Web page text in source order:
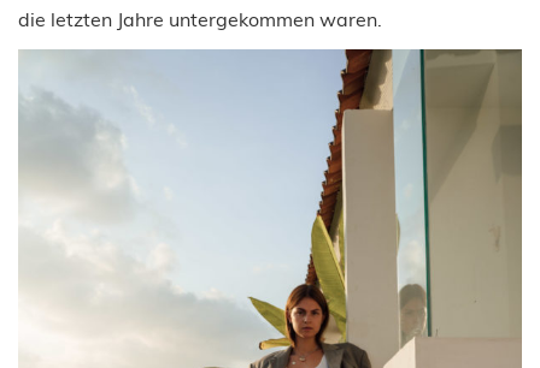
die letzten Jahre untergekommen waren.